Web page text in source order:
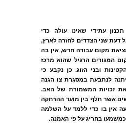
עתידי שאינו עולה כדי
דעת שני הצדדים לחזרה לארץ,
מציאת מקום עבודה חדש, אין בה
המגורים הרגיל שהוא מרכז
ובני הזוג. כן נקבע כי
לנתבעת במסגרת צו הגנה
זכויות המשמורת של האב.
של 10 חדשים אשר חלף בין מועד ההרחקה
אין בו כדי ללמד על השלמה
כמשמעו בחריג על פי האמנה.